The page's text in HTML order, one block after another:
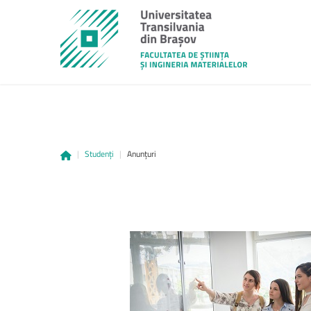
administrative și
desfășoară în universitate.
www.unitbv.ro
| Studenți | Anunțuri